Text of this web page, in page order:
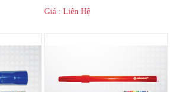
Giá : Liên Hệ